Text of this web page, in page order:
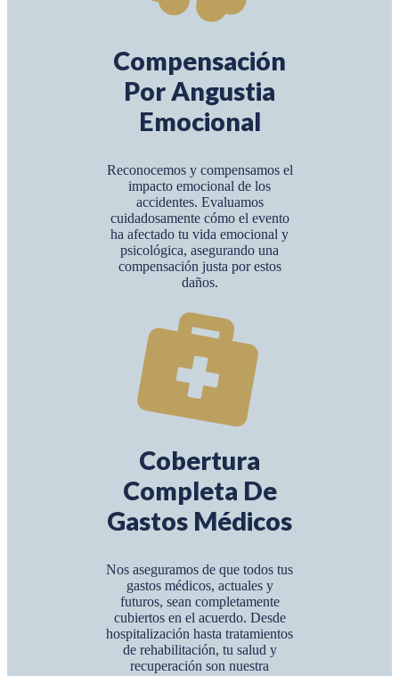
Compensación
Por Angustia
Emocional
Reconocemos y compensamos el
impacto emocional de los
accidentes. Evaluamos
cuidadosamente cómo el evento
ha afectado tu vida emocional y
psicológica, asegurando una
compensación justa por estos
daños.
Cobertura
Completa De
Gastos Médicos
Nos aseguramos de que todos tus
gastos médicos, actuales y
futuros, sean completamente
cubiertos en el acuerdo. Desde
hospitalización hasta tratamientos
de rehabilitación, tu salud y
recuperación son nuestra